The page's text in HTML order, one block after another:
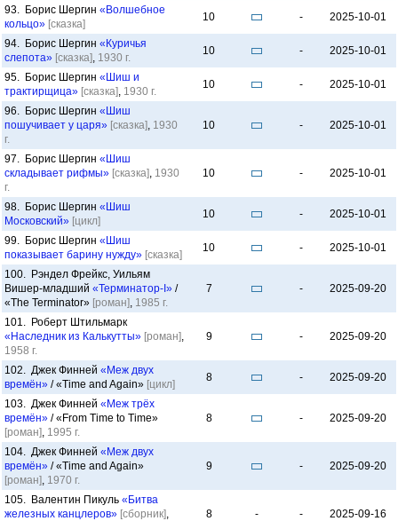
93. Борис Шергин «Волшебное
кольцо» [сказка]
10 - 2025-10-01
94. Борис Шергин «Куричья
слепота» [сказка], 1930 г.
10 - 2025-10-01
95. Борис Шергин «Шиш и
трактирщица» [сказка], 1930 г.
10 - 2025-10-01
96. Борис Шергин «Шиш
пошучивает у царя» [сказка], 1930
г.
10 - 2025-10-01
97. Борис Шергин «Шиш
складывает рифмы» [сказка], 1930
г.
10 - 2025-10-01
98. Борис Шергин «Шиш
Московский» [цикл]
10 - 2025-10-01
99. Борис Шергин «Шиш
показывает барину нужду» [сказка]
10 - 2025-10-01
100. Рэндел Фрейкс, Уильям
Вишер-младший «Терминатор-I» /
«The Terminator» [роман], 1985 г.
7 - 2025-09-20
101. Роберт Штильмарк
«Наследник из Калькутты» [роман],
1958 г.
9 - 2025-09-20
102. Джек Финней «Меж двух
времён» / «Time and Again» [цикл]
8 - 2025-09-20
103. Джек Финней «Меж трёх
времён» / «From Time to Time»
[роман], 1995 г.
8 - 2025-09-20
104. Джек Финней «Меж двух
времён» / «Time and Again»
[роман], 1970 г.
9 - 2025-09-20
105. Валентин Пикуль «Битва
железных канцлеров» [сборник],
8 - - 2025-09-16